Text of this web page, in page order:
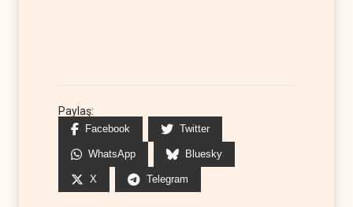
Paylaş:
Facebook Twitter
WhatsApp Bluesky
X Telegram